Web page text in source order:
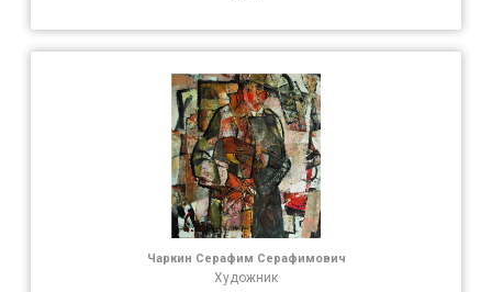
Чаркин Серафим Серафимович
Художник